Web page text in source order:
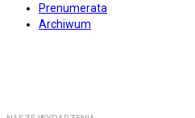
Prenumerata
Archiwum